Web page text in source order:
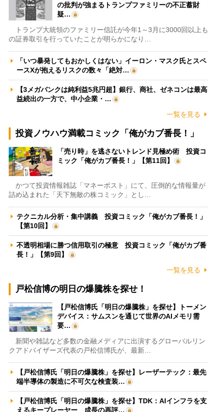
の批判が強まるトランプファミリーの不正蓄財
疑…
トランプ大統領のファミリー信託が今年1～3月に3000回以上も
の証券取引を行っていたことが明らかになり…
「いつ暴発してもおかしくはない」イーロン・マスク氏とスペ
ースXが抱えるリスクの数々「絶対…
【3メガバンクは純利益5兆円超】銀行、商社、ゼネコンは最高
益続出の一方で、中小企業・…
一覧を見る
投資ノウハウ満載コミック「俺がカブ番長！」
「売り時」を逃さないトレンド見極め術 投資コ
ミック「俺がカブ番長！」【第11回】
かつて投資情報雑誌「マネーポスト」にて、圧倒的な情報量が
詰め込まれた「天下無敵の株コミック」とし…
テクニカル分析・集中講義 投資コミック「俺がカブ番長！」
【第10回】
不透明相場に勝つ信用取引の極意 投資コミック「俺がカブ番
長！」【第9回】
一覧を見る
戸松信博の明日の爆騰株を探せ！
【戸松信博氏「明日の爆騰株」を探せ】トーメン
デバイス：サムスンを通じて世界のAIメモリ需
要…
新聞や雑誌など多数の金融メディアに出演するグローバルリン
クアドバイザーズ代表の戸松信博氏が、最新…
【戸松信博氏「明日の爆騰株」を探せ】レーザーテック：最先
端半導体の製造に不可欠な検査装…
【戸松信博氏「明日の爆騰株」を探せ】TDK：AIインフラを支
えるキープレーヤー 成長の再評…